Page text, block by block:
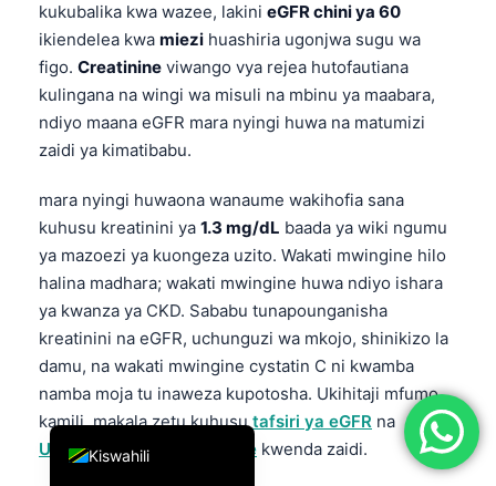
kukubalika kwa wazee, lakini eGFR chini ya 60
ikiendelea kwa miezi huashiria ugonjwa sugu wa
figo. Creatinine viwango vya rejea hutofautiana
kulingana na wingi wa misuli na mbinu ya maabara,
ndiyo maana eGFR mara nyingi huwa na matumizi
zaidi ya kimatibabu.
mara nyingi huwaona wanaume wakihofia sana
kuhusu kreatinini ya 1.3 mg/dL baada ya wiki ngumu
ya mazoezi ya kuongeza uzito. Wakati mwingine hilo
halina madhara; wakati mwingine huwa ndiyo ishara
ya kwanza ya CKD. Sababu tunapounganisha
kreatinini na eGFR, uchunguzi wa mkojo, shinikizo la
damu, na wakati mwingine cystatin C ni kwamba
namba moja tu inaweza kupotosha. Ukihitaji mfumo
kamili, makala zetu kuhusutafsiri ya eGFR na
Uwiano wa BUN/creatinine kwenda zaidi.
Kiswahili
English
Deutsch
العربية
Français
עִבְרִית
Italiano
Español
Português
Ελληνικά
Türkçe
简体中文